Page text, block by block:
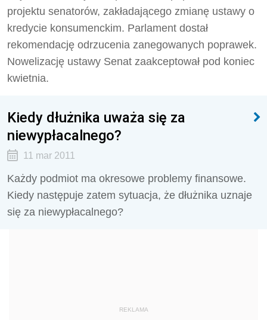
projektu senatorów, zakładającego zmianę ustawy o
kredycie konsumenckim. Parlament dostał
rekomendację odrzucenia zanegowanych poprawek.
Nowelizację ustawy Senat zaakceptował pod koniec
kwietnia.
Kiedy dłużnika uważa się za
niewypłacalnego?
11 mar 2011
Każdy podmiot ma okresowe problemy finansowe.
Kiedy następuje zatem sytuacja, że dłużnika uznaje
się za niewypłacalnego?
REKLAMA